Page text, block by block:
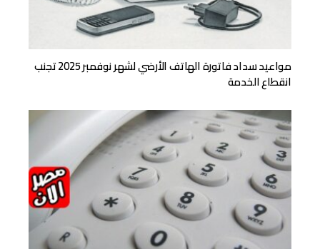
مواعيد سداد فاتورة الهاتف الأرضي لشهر نوفمبر 2025 تجنب
انقطاع الخدمة